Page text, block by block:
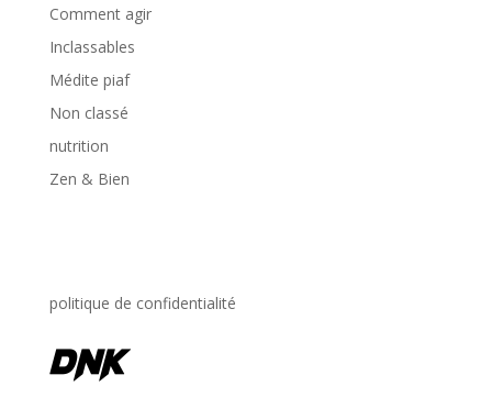
Comment agir
Inclassables
Médite piaf
Non classé
nutrition
Zen & Bien
politique de confidentialité